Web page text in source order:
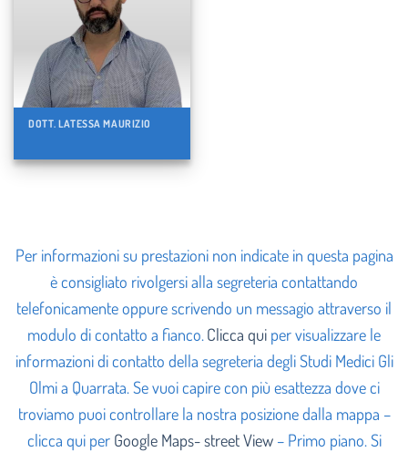
DOTT. LATESSA MAURIZIO
Per informazioni su prestazioni non indicate in questa pagina
è consigliato rivolgersi alla segreteria contattando
telefonicamente oppure scrivendo un messagio attraverso il
modulo di contatto a fianco. Clicca qui per visualizzare le
informazioni di contatto della segreteria degli Studi Medici Gli
Olmi a Quarrata. Se vuoi capire con più esattezza dove ci
troviamo puoi controllare la nostra posizione dalla mappa –
clicca qui per Google Maps- street View– Primo piano. Si